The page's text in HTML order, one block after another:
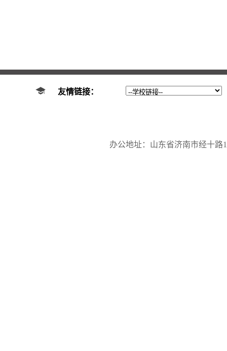
友情链接：
办公地址：山东省济南市经十路